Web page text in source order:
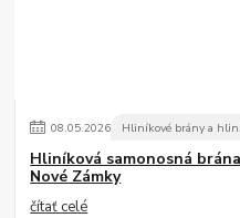
08.05.2026 Hliníkové brány a
Hliníková samonosná
Nové Zámky
čítať celé